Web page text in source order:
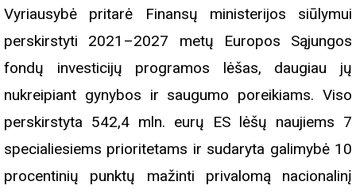
Vyriausybė pritarė Finansų ministerijos siūlymui
perskirstyti 2021–2027 metų Europos Sąjungos
fondų investicijų programos lėšas, daugiau jų
nukreipiant gynybos ir saugumo poreikiams. Viso
perskirstyta 542,4 mln. eurų ES lėšų naujiems 7
specialiesiems prioritetams ir sudaryta galimybė 10
procentinių punktų mažinti privalomą nacionalinį